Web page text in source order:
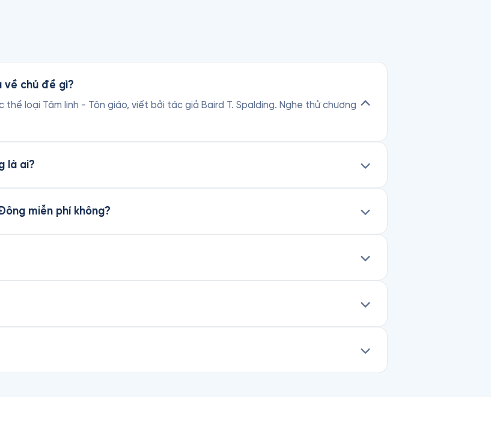
về chủ đề gì?
thể loại Tâm linh - Tôn giáo, viết bởi tác giả Baird T. Spalding. Nghe thử chương
là ai?
miễn phí không?